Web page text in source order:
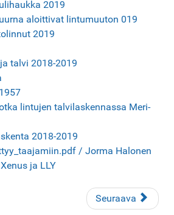
2019
aloittivat lintumuuton 019
2019
talvi 2018-2019
lintujen talvilaskennassa Meri-
2018-2019
/ Jorma Halonen
ja LLY
Seuraava